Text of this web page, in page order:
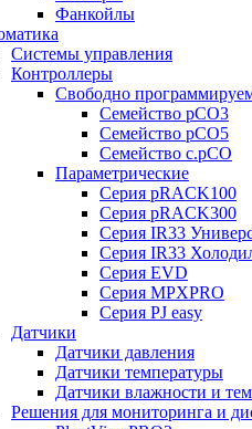
Фанкойлы
Системы управления
Контроллеры
Свободно
Семейство pCO3
Семейство pCO5
Семейство c.pCO
Параметрические
Серия pRACK100
Серия pRACK300
Серия IR33
Серия IR33
Серия EVD
Серия MPXPRO
Серия PJ easy
Датчики
Датчики давления
Датчики температуры
Датчики влажности и
Решения для мониторинга и